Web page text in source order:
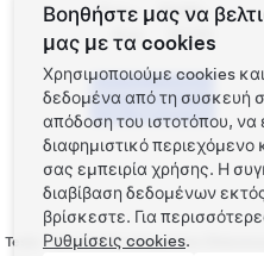
Δευ -
Κυρ
10:00 -
22:00
Προγραμματίστε
ένα Test Drive
Tesla
Προστασία απορρήτου
Βοηθήστε μας να
μας με τα cookies
Χρησιμοποιούμε cookies
δεδομένα από τη συσκευή
απόδοση του ιστοτόπου, να
διαφημιστικό περιεχόμενο
σας εμπειρία χρήσης. Η
διαβίβαση δεδομένων
βρίσκεστε. Για
Ρυθμίσεις cookies.